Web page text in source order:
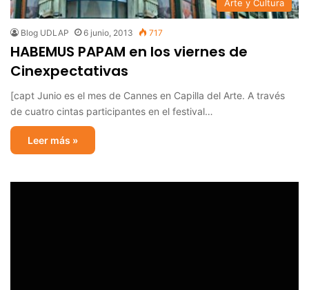
Arte y Cultura
Blog UDLAP 6 junio, 2013 717
HABEMUS PAPAM en los viernes de
Cinexpectativas
[capt Junio es el mes de Cannes en Capilla del Arte. A través
de cuatro cintas participantes en el festival…
Leer más »